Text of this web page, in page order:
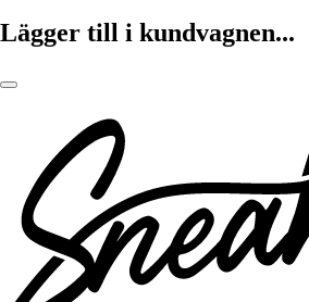
Lägger till i kundvagnen...